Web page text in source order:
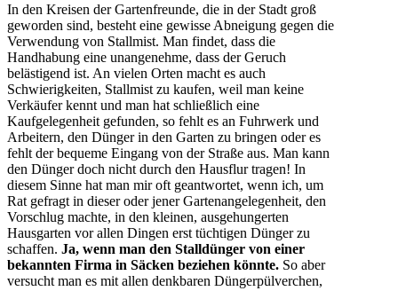
In den Kreisen der Gartenfreunde, die in der Stadt groß
geworden sind, besteht eine gewisse Abneigung gegen die
Verwendung von Stallmist. Man findet, dass die
Handhabung eine unangenehme, dass der Geruch
belästigend ist. An vielen Orten macht es auch
Schwierigkeiten, Stallmist zu kaufen, weil man keine
Verkäufer kennt und man hat schließlich eine
Kaufgelegenheit gefunden, so fehlt es an Fuhrwerk und
Arbeitern, den Dünger in den Garten zu bringen oder es
fehlt der bequeme Eingang von der Straße aus. Man kann
den Dünger doch nicht durch den Hausflur tragen! In
diesem Sinne hat man mir oft geantwortet, wenn ich, um
Rat gefragt in dieser oder jener Gartenangelegenheit, den
Vorschlug machte, in den kleinen, ausgehungerten
Hausgarten vor allen Dingen erst tüchtigen Dünger zu
schaffen. Ja, wenn man den Stalldünger von einer
bekannten Firma in Säcken beziehen könnte. So aber
versucht man es mit allen denkbaren Düngerpülverchen,